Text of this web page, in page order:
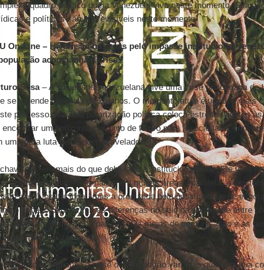
quadro político que a Venezuela vive neste momento. Suas
e políticas são imprevisíveis neste momento.
On-Line – Há tensão nas ruas pelo impasse institucional
acompanha a crise?
Sosa – A sociedade venezuelana vive uma crise prolongada de
se estende por mais de 20 anos. O momento atual é um dos mais
processo. A aguda polarização política coloca estreitos limites
encontrar um horizonte conjunto de futuro para a sociedade,
uma dura luta pelo poder desvelado.
tem mais do que debilitado a institucionalidade. Ele vem
institucionalidade alternativa em muitas áreas, “paralela” à
não é institucional, mas a produzida pela possibilidade de
o espaço para dirimir as diferenças no seio da sociedade entre
apresentam como incompatíveis. Os meios de comunicação e as
a polarização.
acompanha a crise de formas tão variadas quanto a sua